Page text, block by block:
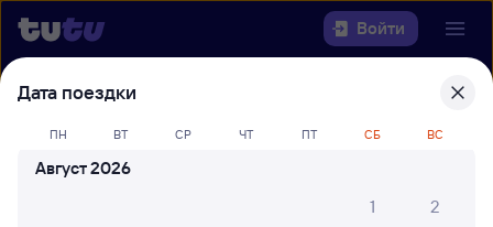
Войти
Выберите день, чтобы найти
билеты Санкт-Петербург Ладож. —
Апатиты-1
42 млн путешествуют с
Дата поездки
ПН ВТ СР ЧТ ПТ СБ ВС
Август 2026
1
2